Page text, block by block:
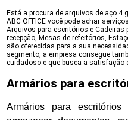
Está a procura de arquivos de aço 4
ABC OFFICE você pode achar
Arquivos para escritórios e Cadeiras
recepção, Mesas de refeitórios,
são oferecidas para a sua
segmento, a empresa consegue
cuidadoso e que busca a satisfação
Armários para
Armários para